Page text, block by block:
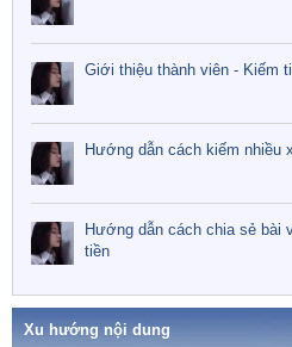
Giới thiệu thành viên - Kiếm
Hướng dẫn cách kiếm nhiều
Hướng dẫn cách chia sẻ bài
tiền
Xu hướng nội dung